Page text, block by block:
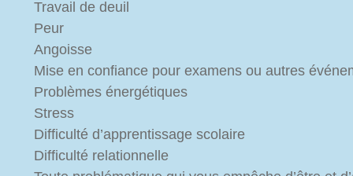
Travail de deuil
Peur
Angoisse
Mise en confiance pour examens ou autres
Problèmes énergétiques
Stress
Difficulté d’apprentissage scolaire
Difficulté relationnelle